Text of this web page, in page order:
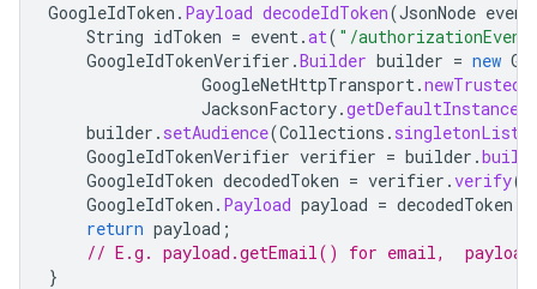
GoogleIdToken . Payload decodeIdToken(JsonNode event
String idToken = event.at( "/
GoogleIdTokenVerifier .Builder builder = new
GoogleNetHttpTransport.
JacksonFactory.getDefaultInstance
builder . setAudience(Collections . singletonList
GoogleIdTokenVerifier verifier = builder .build
GoogleIdToken decodedToken = verifier .verify(
GoogleIdToken . Payload payload = decodedToken
return payload ;
// E.g. payload.getEmail() for email,
}